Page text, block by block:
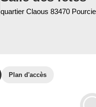
quartier Claous 83470
Plan d'accès